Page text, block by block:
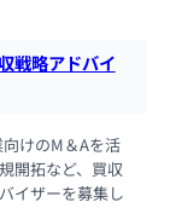
戦略アドバイ
けのM＆Aを活
開拓など、買収
イザーを募集し